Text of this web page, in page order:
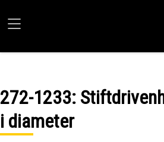
272-1233:
i diameter